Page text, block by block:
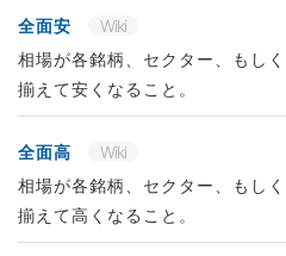
全面安
Wiki
相場が各銘柄、セクター、もし
揃えて安くなること。
全面高
Wiki
相場が各銘柄、セクター、もし
揃えて高くなること。